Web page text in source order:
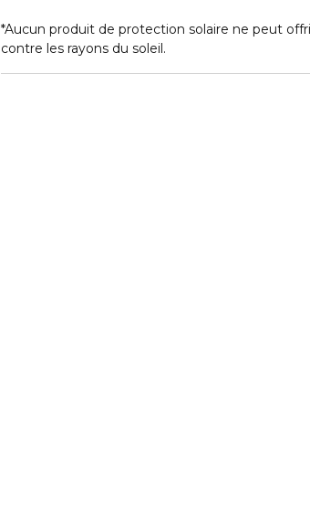
*Aucun produit de protection solaire ne peut
contre les rayons du soleil.